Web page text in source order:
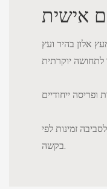
אישית
אלון בהיר ועץ
זמינות לפי
בקשה.